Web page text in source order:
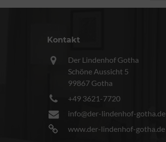
Kontakt
Der Lindenhof Gotha
Schöne Aussicht 5
99867 Gotha
+49 3621-7720
info@der-lindenhof-gotha.de
www.der-lindenhof-gotha.de